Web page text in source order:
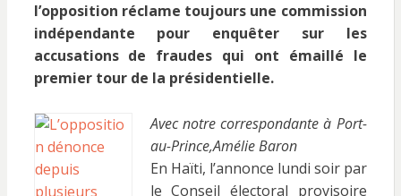
l’opposition réclame toujours une commission
indépendante pour enquêter sur les
accusations de fraudes qui ont émaillé le
premier tour de la présidentielle.
Avec notre correspondante à Port-
au-Prince,Amélie Baron
En Haïti, l’annonce lundi soir par
le Conseil électoral provisoire